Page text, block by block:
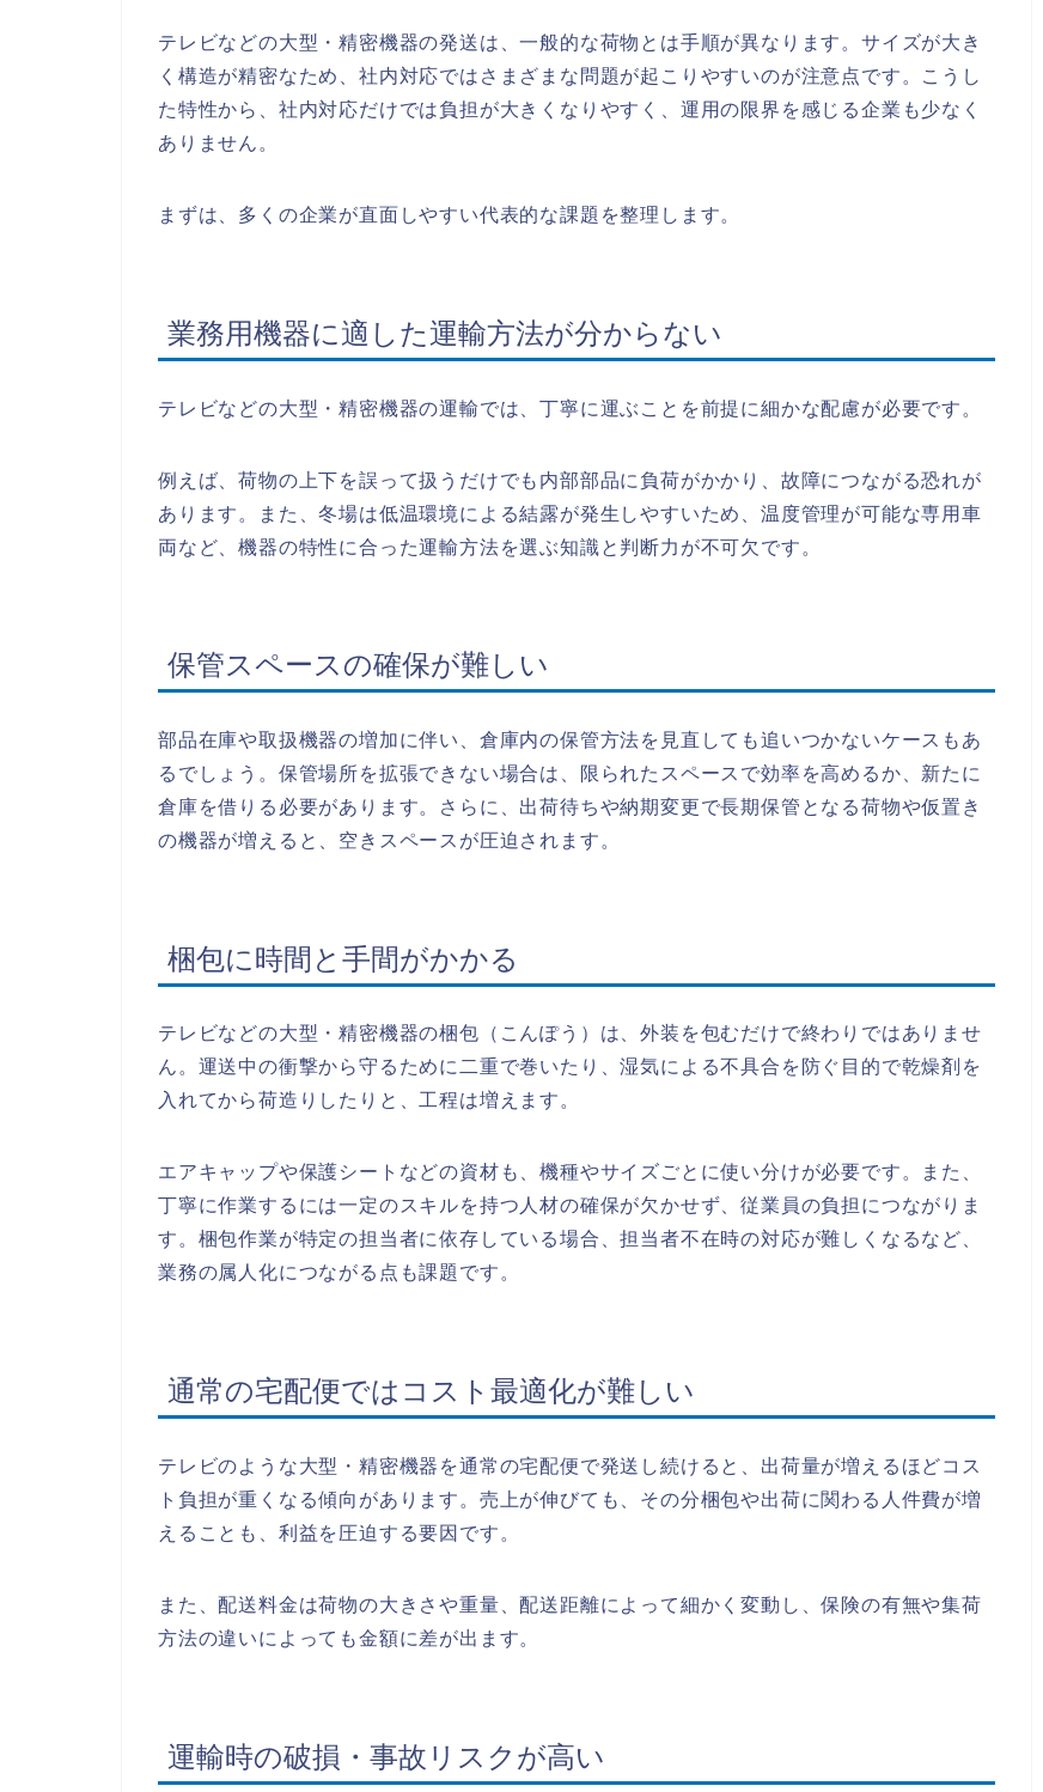
テレビなどの大型・精密機器の発送は、一般的な荷物とは手順が異なります。サイズが大き
く構造が精密なため、社内対応ではさまざまな問題が起こりやすいのが注意点です。こうし
た特性から、社内対応だけでは負担が大きくなりやすく、運用の限界を感じる企業も少なく
ありません。
まずは、多くの企業が直面しやすい代表的な課題を整理します。
業務用機器に適した運輸方法が分からない
テレビなどの大型・精密機器の運輸では、丁寧に運ぶことを前提に細かな配慮が必要です。
例えば、荷物の上下を誤って扱うだけでも内部部品に負荷がかかり、故障につながる恐れが
あります。また、冬場は低温環境による結露が発生しやすいため、温度管理が可能な専用車
両など、機器の特性に合った運輸方法を選ぶ知識と判断力が不可欠です。
保管スペースの確保が難しい
部品在庫や取扱機器の増加に伴い、倉庫内の保管方法を見直しても追いつかないケースもあ
るでしょう。保管場所を拡張できない場合は、限られたスペースで効率を高めるか、新たに
倉庫を借りる必要があります。さらに、出荷待ちや納期変更で長期保管となる荷物や仮置き
の機器が増えると、空きスペースが圧迫されます。
梱包に時間と手間がかかる
テレビなどの大型・精密機器の梱包（こんぽう）は、外装を包むだけで終わりではありませ
ん。運送中の衝撃から守るために二重で巻いたり、湿気による不具合を防ぐ目的で乾燥剤を
入れてから荷造りしたりと、工程は増えます。
エアキャップや保護シートなどの資材も、機種やサイズごとに使い分けが必要です。また、
丁寧に作業するには一定のスキルを持つ人材の確保が欠かせず、従業員の負担につながりま
す。梱包作業が特定の担当者に依存している場合、担当者不在時の対応が難しくなるなど、
業務の属人化につながる点も課題です。
通常の宅配便ではコスト最適化が難しい
テレビのような大型・精密機器を通常の宅配便で発送し続けると、出荷量が増えるほどコス
ト負担が重くなる傾向があります。売上が伸びても、その分梱包や出荷に関わる人件費が増
えることも、利益を圧迫する要因です。
また、配送料金は荷物の大きさや重量、配送距離によって細かく変動し、保険の有無や集荷
方法の違いによっても金額に差が出ます。
運輸時の破損・事故リスクが高い